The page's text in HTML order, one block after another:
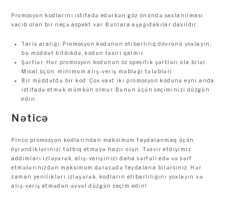
Promosyon kodlarını istifadə edərkən göz önündə saxlanılması
vacib olan bir neçə aspekt var. Bunlara aşağıdakılar daxildir:
Tarix aralığı: Promosyon kodunun etibarlılıq dövrünü yoxlayın;
bu müddət bitdikdə, kodun təsiri qalmır.
Şərtlər: Hər promosyon kodunun öz spesifik şərtləri ola bilər.
Misal üçün, minimum alış-veriş məbləği tələbləri.
Bir müddətdə bir kod: Çox vaxt iki promosyon kodunu eyni anda
istifadə etmək mümkün olmur. Bunun üçün seçiminizi düzgün
edin.
Nəticə
Pinco promosyon kodlarından maksimum faydalanmaq üçün
öyrəndiklərinizi tətbiq etməyə hazır olun. Təsvir etdiyimiz
addımları izləyərək, alış-verişinizi daha sərfəli edə və sərf
etmələrinizdən maksimum dərəcədə faydalana bilərsiniz. Hər
zaman yenilikləri izləyərək, kodların etibarlılığını yoxlayın və
alış-veriş etmədən əvvəl düzgün seçim edin!